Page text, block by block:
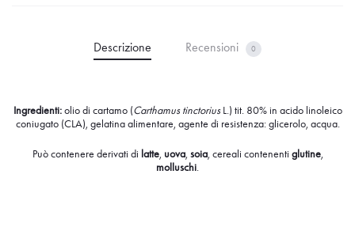
Descrizione Recensioni 0
Ingredienti:olio di cartamo (Carthamus tinctoriusL.) tit. 80% in acido linoleico
coniugato (CLA), gelatina alimentare, agente di resistenza: glicerolo, acqua.
Può contenere derivati di latte, uova, soia, cereali contenenti glutine,
molluschi.